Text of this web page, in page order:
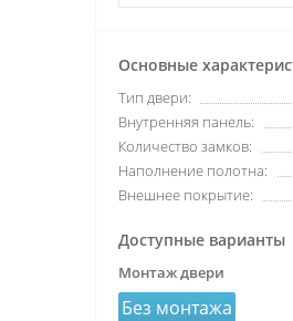
Основные
Тип двери:
Внутренняя панель:
Количество замков:
Наполнение полотна:
Внешнее покрытие:
Доступные варианты
Монтаж двери
Без монтажа